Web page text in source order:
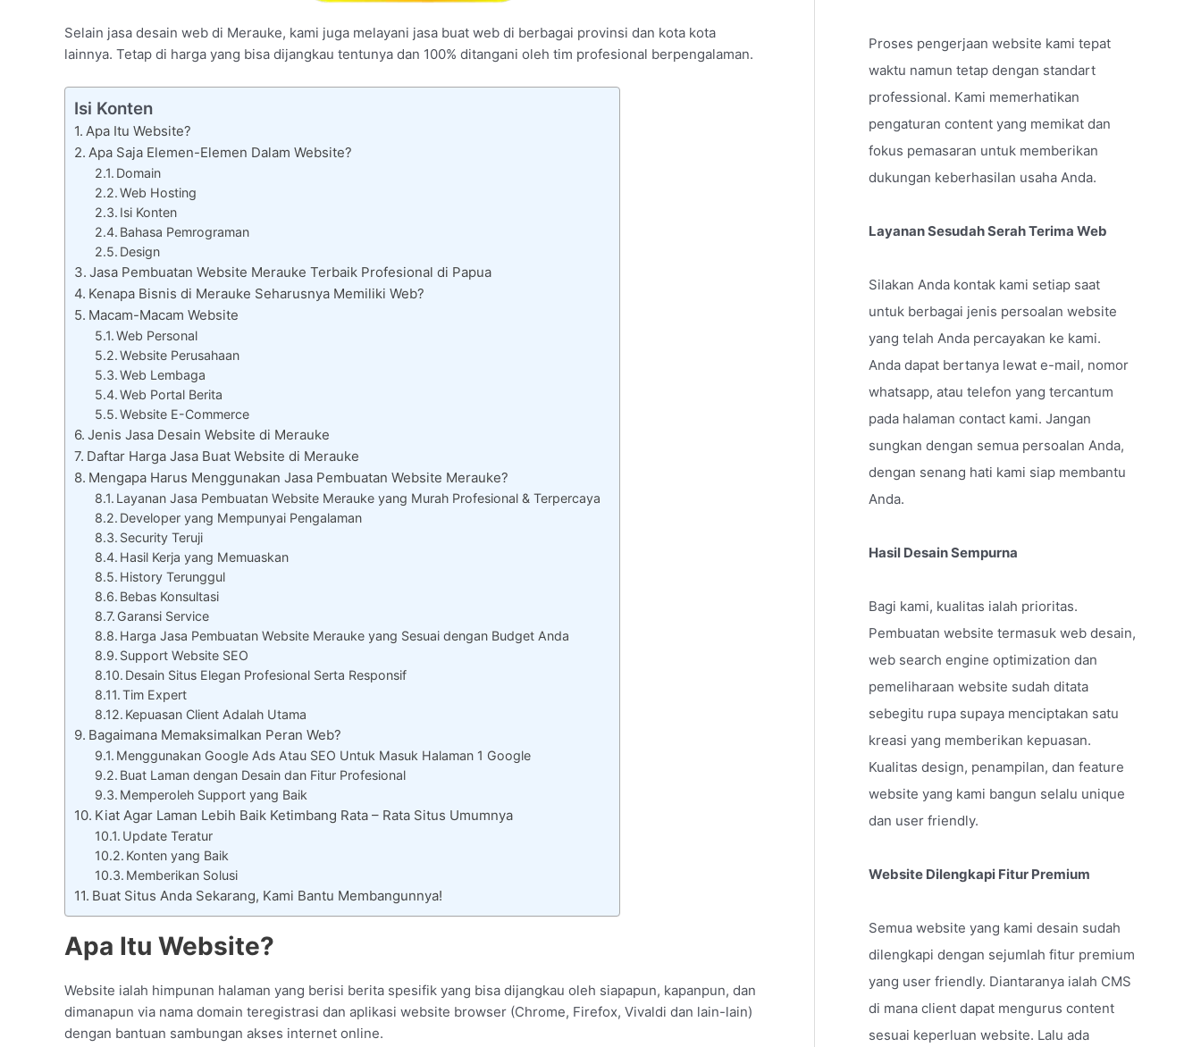
Selain jasa desain web di Merauke, kami juga melayani jasa buat web di berbagai provinsi dan kota kota
lainnya. Tetap di harga yang bisa dijangkau tentunya dan 100% ditangani oleh tim profesional berpengalaman.
Isi Konten
Apa Itu Website?
Apa Saja Elemen-Elemen Dalam Website?
Domain
Web Hosting
Isi Konten
Bahasa Pemrograman
Design
Jasa Pembuatan Website Merauke Terbaik Profesional di Papua
Kenapa Bisnis di Merauke Seharusnya Memiliki Web?
Macam-Macam Website
Web Personal
Website Perusahaan
Web Lembaga
Web Portal Berita
Website E-Commerce
Jenis Jasa Desain Website di Merauke
Daftar Harga Jasa Buat Website di Merauke
Mengapa Harus Menggunakan Jasa Pembuatan Website Merauke?
Layanan Jasa Pembuatan Website Merauke yang Murah Profesional & Terpercaya
Developer yang Mempunyai Pengalaman
Security Teruji
Hasil Kerja yang Memuaskan
History Terunggul
Bebas Konsultasi
Garansi Service
Harga Jasa Pembuatan Website Merauke yang Sesuai dengan Budget Anda
Support Website SEO
Desain Situs Elegan Profesional Serta Responsif
Tim Expert
Kepuasan Client Adalah Utama
Bagaimana Memaksimalkan Peran Web?
Menggunakan Google Ads Atau SEO Untuk Masuk Halaman 1 Google
Buat Laman dengan Desain dan Fitur Profesional
Memperoleh Support yang Baik
Kiat Agar Laman Lebih Baik Ketimbang Rata – Rata Situs Umumnya
Update Teratur
Konten yang Baik
Memberikan Solusi
Buat Situs Anda Sekarang, Kami Bantu Membangunnya!
Apa Itu Website?
Website ialah himpunan halaman yang berisi berita spesifik yang bisa dijangkau oleh siapapun, kapanpun, dan
dimanapun via nama domain teregistrasi dan aplikasi website browser (Chrome, Firefox, Vivaldi dan lain-lain)
dengan bantuan sambungan akses internet online.
Proses pengerjaan website kami tepat
waktu namun tetap dengan standart
professional. Kami memerhatikan
pengaturan content yang memikat dan
fokus pemasaran untuk memberikan
dukungan keberhasilan usaha Anda.
Layanan Sesudah Serah Terima Web
Silakan Anda kontak kami setiap saat
untuk berbagai jenis persoalan website
yang telah Anda percayakan ke kami.
Anda dapat bertanya lewat e-mail, nomor
whatsapp, atau telefon yang tercantum
pada halaman contact kami. Jangan
sungkan dengan semua persoalan Anda,
dengan senang hati kami siap membantu
Anda.
Hasil Desain Sempurna
Bagi kami, kualitas ialah prioritas.
Pembuatan website termasuk web desain,
web search engine optimization dan
pemeliharaan website sudah ditata
sebegitu rupa supaya menciptakan satu
kreasi yang memberikan kepuasan.
Kualitas design, penampilan, dan feature
website yang kami bangun selalu unique
dan user friendly.
Website Dilengkapi Fitur Premium
Semua website yang kami desain sudah
dilengkapi dengan sejumlah fitur premium
yang user friendly. Diantaranya ialah CMS
di mana client dapat mengurus content
sesuai keperluan website. Lalu ada